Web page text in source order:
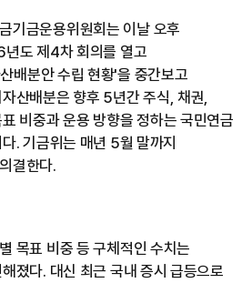
기금운용위원회는 이날 오후
도 제4차 회의를 열고
분안 수립 현황'을 중간보고
산배분은 향후 5년간 주식, 채권,
비중과 운용 방향을 정하는 국민연금
. 기금위는 매년 5월 말까지
결한다.
목표 비중 등 구체적인 수치는
졌다. 대신 최근 국내 증시 급등으로